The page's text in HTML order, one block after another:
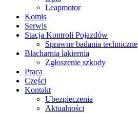
Leapmotor
Komis
Serwis
Stacja Kontroli Pojazdów
Sprawne badania techniczne
Blacharnia lakiernia
Zgłoszenie szkody
Praca
Części
Kontakt
Ubezpieczenia
Aktualności